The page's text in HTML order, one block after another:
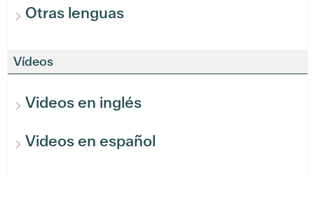
Otras lenguas
Vídeos
Videos en inglés
Videos en español